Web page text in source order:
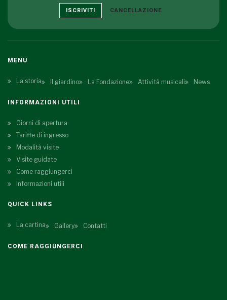
ISCRIVITI CANCELLAZIONE
MENU
La storia Il giardino La Fondazione Attività musicali News
INFORMAZIONI UTILI
Giorni di apertura
Tariffe di ingresso
Modalità visite
Visite guidate
Come raggiungerci
Informazioni utili
QUICK LINKS
La cartina Gallery Contatti
COME RAGGIUNGERCI